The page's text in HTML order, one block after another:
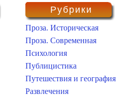
Рубрики
Проза. Историческая
Проза. Современная
Психология
Публицистика
Путешествия и география
Развлечения